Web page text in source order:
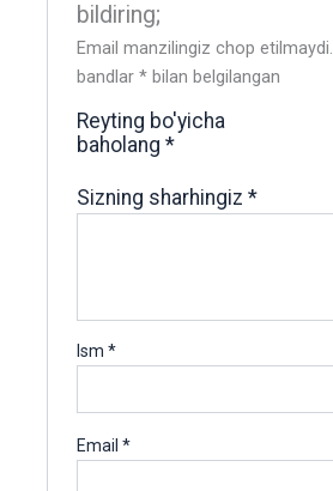
bildiring;
Email manzilingiz chop etilmaydi.
bandlar* bilan belgilangan
Reyting bo'yicha
baholang*
Sizning sharhingiz*
Ism*
Email*